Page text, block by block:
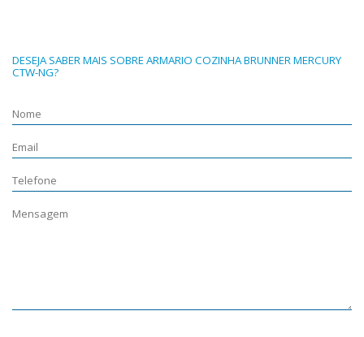
DESEJA SABER MAIS SOBRE ARMARIO COZINHA BRUNNER MERCURY
CTW-NG?